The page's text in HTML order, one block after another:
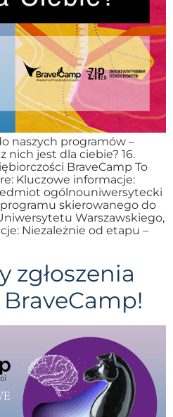
naszych programów –
nich jest dla ciebie? 16.
BraveCamp To
Kluczowe informacje:
ogólnouniwersytecki
skierowanego do
Warszawskiego,
Niezależnie od etapu –
zgłoszenia